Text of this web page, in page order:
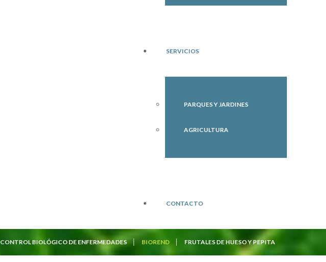
SERVICIOS
PARQUES Y JARDINES
AGRICULTURA
CONTACTO
CONTROL BIOLÓGICO DE ENFERMEDADES BIOREND FRUTALES DE HUESO Y PEPITA